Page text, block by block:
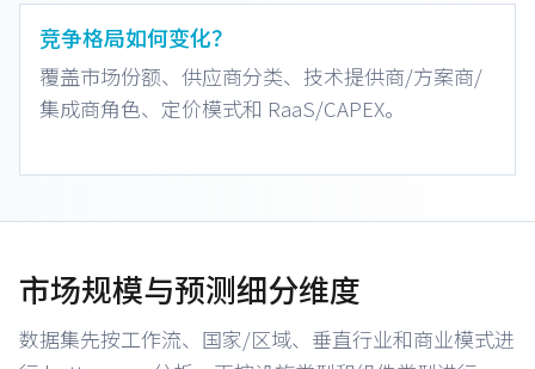
竞争格局如何变化？
覆盖市场份额、供应商分类、技术提供商/方案商/
集成商角色、定价模式和 RaaS/CAPEX。
市场规模与预测细分维度
数据集先按工作流、国家/区域、垂直行业和商业模式进